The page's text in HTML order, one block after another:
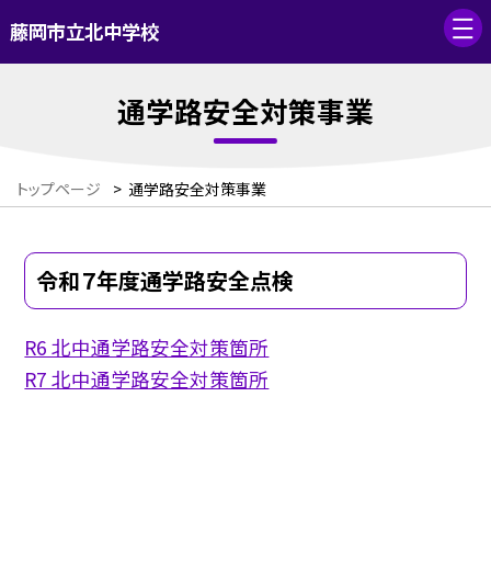
藤岡市立北中学校
通学路安全対策事業
トップページ > 通学路安全対策事業
令和７年度通学路安全点検
R6 北中通学路安全対策箇所
R7 北中通学路安全対策箇所